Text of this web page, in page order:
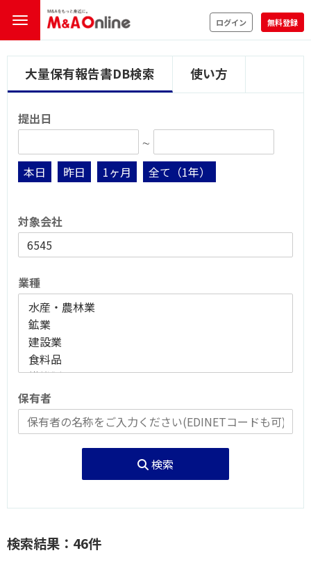
ログイン 無料登録
大量保有報告書DB検索 使い方
提出日
∼
本日
昨日 1ヶ月 全て（1年）
対象会社
業種
保有者
検索
検索結果：46件